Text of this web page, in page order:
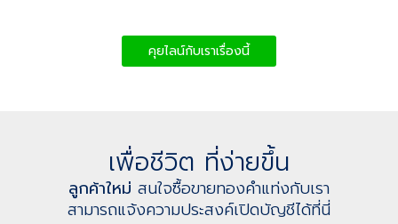
คุยไลน์กับเราเรื่องนี้
เพื่อชีวิต ที่ง่ายขึ้น
ลูกค้าใหม่ สนใจซื้อขายทองคำแท่งกับเรา
สามารถแจ้งความประสงค์เปิดบัญชีได้ที่นี่